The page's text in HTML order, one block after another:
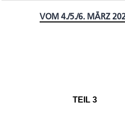
VOM 4./5./6. MÄRZ
TEIL 3